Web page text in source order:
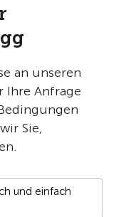
an unseren
Ihre Anfrage
Sie,
und einfach